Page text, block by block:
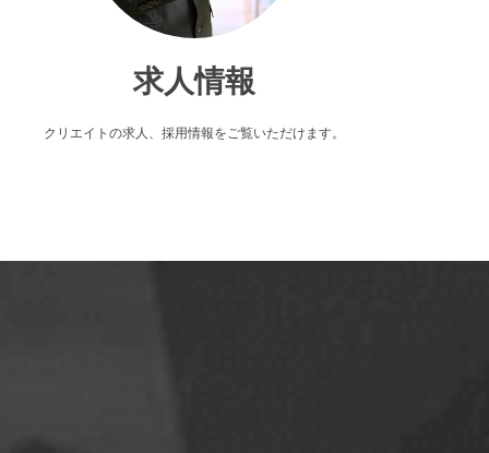
求人情報
クリエイトの求人、採用情報をご覧いただけます。